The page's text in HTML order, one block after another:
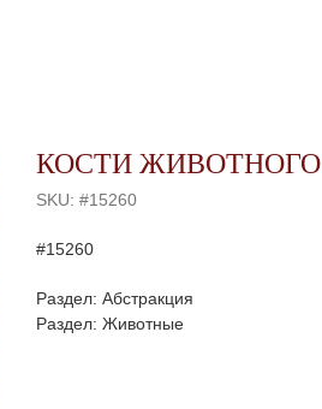
КОСТИ ЖИВОТНОГО
SKU: #15260
#15260
Раздел: Абстракция
Раздел: Животные